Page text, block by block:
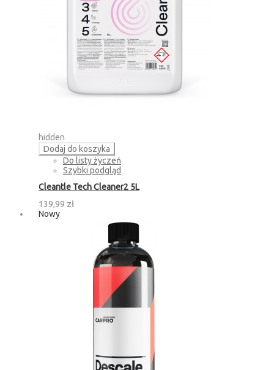
hidden
Dodaj do koszyka
Do listy życzeń
Szybki podgląd
Cleantle Tech Cleaner2 5L
139,99 zł
Nowy